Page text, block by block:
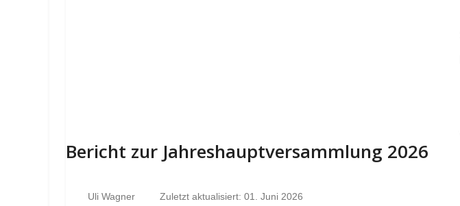
Bericht zur Jahreshauptversammlung 2026
Uli Wagner Zuletzt aktualisiert: 01. Juni 2026